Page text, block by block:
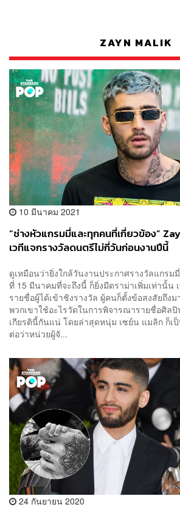
ZAYN MALIK
10 มีนาคม 2021
“ช่างหัวแกรมมี่และทุกคนที่เกี่ยวข้อง”
เวทีแจกรางวัลดนตรีไม่กี่วันก่อนงานปีนี้
ดูเหมือนว่ายิ่งใกล้วันงานประกาศรางวัลแกรม
ที่ 15 มีนาคมที่จะถึงนี้ ก็ยิ่งมีดราม่าเพิ่มเท่านั้น
รายชื่อผู้ได้เข้าชิงรางวัล ผู้คนก็ตั้งข้อสงสัยถึง
พวกเขาใช้อะไรวัดในการพิจารณารายชื่อศิล
เกียรตินี้กันแน่ โดยล่าสุดหนุ่ม เซย์น แมลิก ก็เ
ต่อว่าหน่วยผู้จั...
24 กันยายน 2020